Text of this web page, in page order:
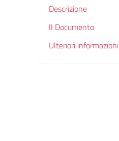
Descrizione
Il Documento
Ulteriori informazioni